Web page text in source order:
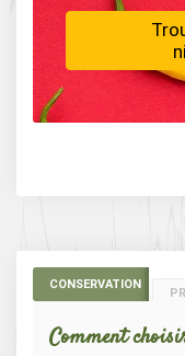
CONSERVATION
Comment